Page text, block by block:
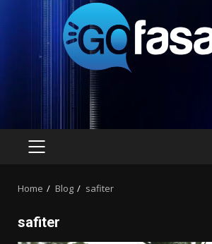
PRIMARY
Home Blog safiter
safiter